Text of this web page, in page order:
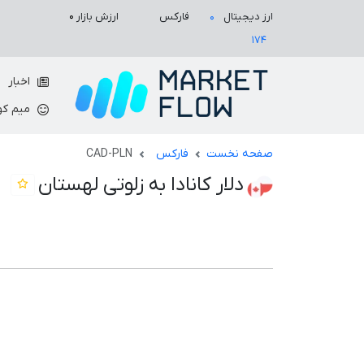
ارز دیجیتال ۰
فارکس
۱۷۴
ارزش بازار ۰
اخبار
میم
صفحه نخست فارکس CAD-PLN
دلار کانادا به زلوتی لهستان